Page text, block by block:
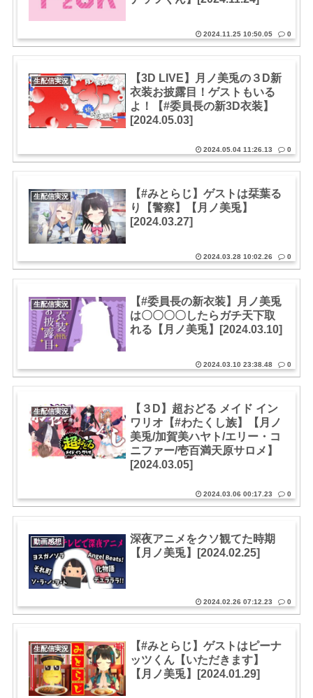
2024.11.25 10:50.05 0
生配信実況
【3D LIVE】月ノ美兎の３D新
衣装お披露目！ゲストもいる
よ！【#委員長の新3D衣装】
[2024.05.03]
2024.05.04 11:26.13 0
生配信実況
【#みとらじ】ゲストは栞葉る
り【警察】【月ノ美兎】
[2024.03.27]
2024.03.28 10:02.26 0
生配信実況
【#委員長の新衣装】月ノ美兎
は〇〇〇〇したらガチ天下取
れる【月ノ美兎】[2024.03.10]
2024.03.10 23:38.48 0
生配信実況
【３D】超おどる メイド イン
ワリオ【#わたくし族】【月ノ
美兎/加賀美ハヤト/エリー・コ
ニファー/壱百満天原サロメ】
[2024.03.05]
2024.03.06 00:17.23 0
動画感想
深夜アニメをクソ観てた時期
【月ノ美兎】[2024.02.25]
2024.02.26 07:12.23 0
生配信実況
【#みとらじ】ゲストはピーナ
ッツくん【いただきます】
【月ノ美兎】[2024.01.29]